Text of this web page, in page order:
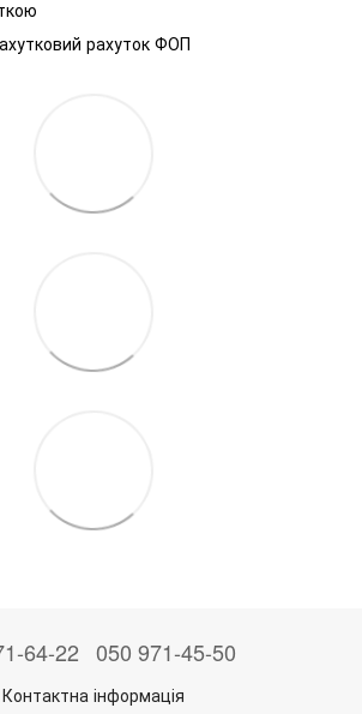
рахуток ФОП
64-22 050 971-45-50
Контактна інформація